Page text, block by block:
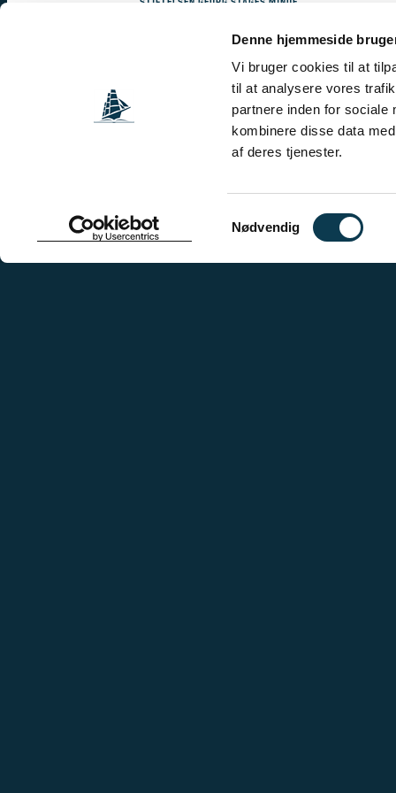
Denne hjemmeside
Vi bruger cookies til at
til at analysere vores
partnere inden for sociale
kombinere disse data
af deres tjenester.
Samtykkevalg
Nødvendig
STIFTELSEN@GEORGSTAGE.DK
COOKIEHÅNDTERING
FØLG OS